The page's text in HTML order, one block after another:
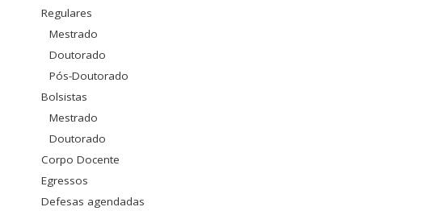
Regulares
Mestrado
Doutorado
Pós-Doutorado
Bolsistas
Mestrado
Doutorado
Corpo Docente
Egressos
Defesas agendadas